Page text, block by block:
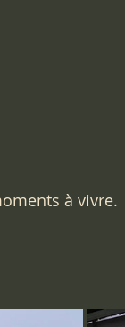
à vivre.